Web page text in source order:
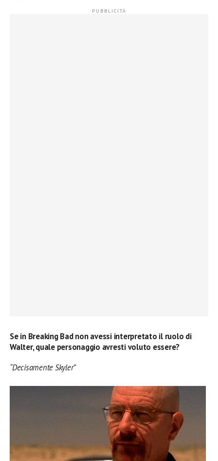
Se in Breaking Bad non avessi interpretato il ruolo di
Walter, quale personaggio avresti voluto essere?
“Decisamente Skyler”